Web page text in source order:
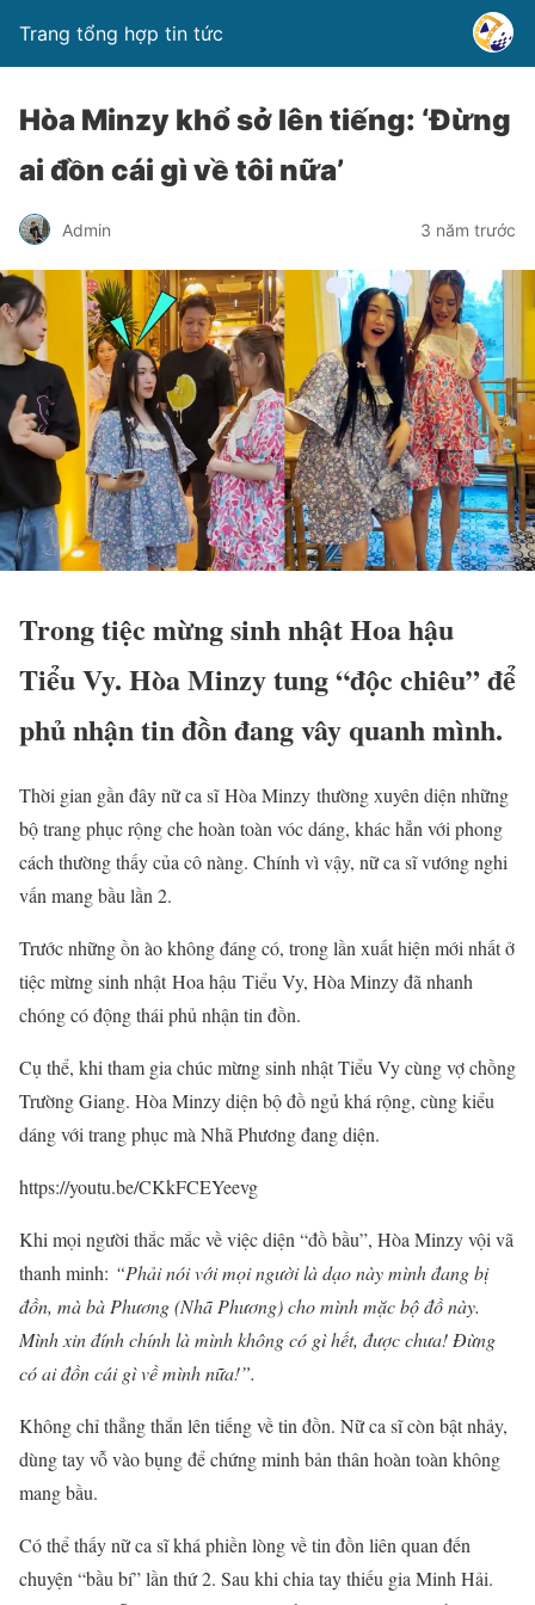
Trang tổng hợp tin tức
Hòa Minzy khổ sở lên tiếng: ‘Đừng
ai đồn cái gì về tôi nữa’
Admin 3 năm trước
Trong tiệc mừng sinh nhật Hoa hậu
Tiểu Vy. Hòa Minzy tung “độc chiêu” để
phủ nhận tin đồn đang vây quanh mình.
Thời gian gần đây nữ ca sĩ Hòa Minzy thường xuyên diện những
bộ trang phục rộng che hoàn toàn vóc dáng, khác hẳn với phong
cách thường thấy của cô nàng. Chính vì vậy, nữ ca sĩ vướng nghi
vấn mang bầu lần 2.
Trước những ồn ào không đáng có, trong lần xuất hiện mới nhất ở
tiệc mừng sinh nhật Hoa hậu Tiểu Vy, Hòa Minzy đã nhanh
chóng có động thái phủ nhận tin đồn.
Cụ thể, khi tham gia chúc mừng sinh nhật Tiểu Vy cùng vợ chồng
Trường Giang. Hòa Minzy diện bộ đồ ngủ khá rộng, cùng kiểu
dáng với trang phục mà Nhã Phương đang diện.
https://youtu.be/CKkFCEYeevg
Khi mọi người thắc mắc về việc diện “đồ bầu”, Hòa Minzy vội vã
thanh minh: “Phải nói với mọi người là dạo này mình đang bị
đồn, mà bà Phương (Nhã Phương) cho mình mặc bộ đồ này.
Mình xin đính chính là mình không có gì hết, được chưa! Đừng
có ai đồn cái gì về mình nữa!”.
Không chỉ thẳng thắn lên tiếng về tin đồn. Nữ ca sĩ còn bật nhảy,
dùng tay vỗ vào bụng để chứng minh bản thân hoàn toàn không
mang bầu.
Có thể thấy nữ ca sĩ khá phiền lòng về tin đồn liên quan đến
chuyện “bầu bí” lần thứ 2. Sau khi chia tay thiếu gia Minh Hải.